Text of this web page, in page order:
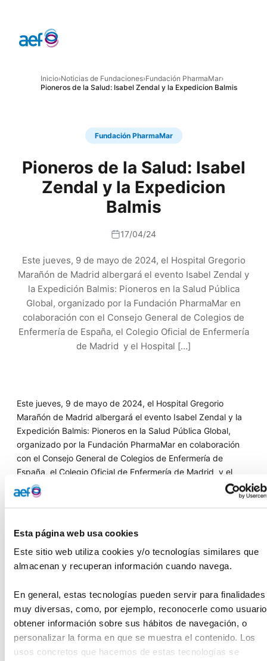
Esta página web usa cookies
Este sitio web utiliza cookies y/o tecnologías similares que
almacenan y recuperan información cuando navega.
En general, estas tecnologías pueden servir para finalidades
muy diversas, como, por ejemplo, reconocerle como
obtener información sobre sus hábitos de navegación, o
personalizar la forma en que se muestra el contenido. Los
usos concretos que hacemos de estas tecnologías se
Inicio›Noticias de Fundaciones›Fundación PharmaMar›
Pioneros de la Salud: Isabel Zendal y la Expedicion Balmis
Fundación PharmaMar
Pioneros de la Salud: Isabel
Zendal y la Expedicion
Balmis
17/04/24
Este jueves, 9 de mayo de 2024, el Hospital Gregorio
Marañón de Madrid albergará el evento Isabel Zendal y
la Expedición Balmis: Pioneros en la Salud Pública
Global, organizado por la Fundación PharmaMar en
colaboración con el Consejo General de Colegios de
Enfermería de España, el Colegio Oficial de Enfermería
de Madrid y el Hospital […]
Este jueves, 9 de mayo de 2024, el Hospital Gregorio
Marañón de Madrid albergará el evento Isabel Zendal y la
Expedición Balmis: Pioneros en la Salud Pública Global,
organizado por la Fundación PharmaMar en colaboración
con el Consejo General de Colegios de Enfermería de
España, el Colegio Oficial de Enfermería de Madrid y el
Hospital Gregorio Marañón.
El encuentro, que se celebrará de 19:00 a 20:00 en el Aula
Vacuna, que llevó la vacuna de la viruela a América y Asia
bajo el liderazgo de Francisco Javier Balmis.
una ponencia sobre el impacto global de la expedición,
seguida por la Dra. Pilar Farjas Abadía, quien hablará sobre
la institucionalización de la vacunación. Cerrará el
programa la Dra. Maria Isabel Morente Parra, destacando el
innovador papel de la enfermería y los niños huérfanos en la